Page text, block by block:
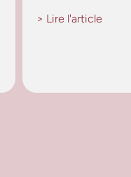
> Lire l'article